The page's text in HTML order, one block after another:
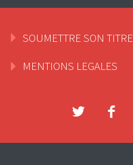
SOUMETTRE SON TITRE
MENTIONS LEGALES